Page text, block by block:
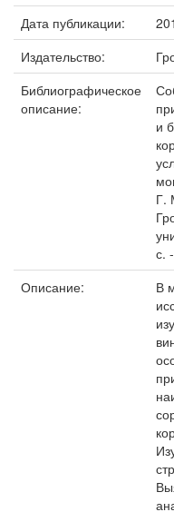
Дата публикации:
Издательство:
Библиографическое
описание:
и
Г.
с.
Описание:
В